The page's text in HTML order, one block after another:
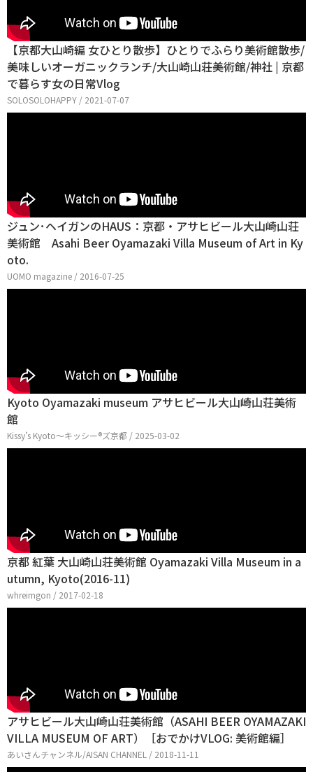
【京都大山崎編 女ひとり散歩】ひとりでふらり美術館散歩/
美味しいオーガニックランチ/大山崎山荘美術館/神社 | 京都
で暮らす女の日常Vlog
SOLOSOLOHAPPY / 2021-07-07
ジュン･ヘイガンのHAUS：京都・アサヒビール大山崎山荘
美術館 Asahi Beer Oyamazaki Villa Museum of Art in Ky
oto.
UOMO magazine / 2016-07-25
Kyoto Oyamazaki museum アサヒビール大山崎山荘美術
館
Kissy’s Kyoto〜キッシー®︎ズ京都 / 2025-03-02
京都 紅葉 大山崎山荘美術館 Oyamazaki Villa Museum in a
utumn, Kyoto(2016-11)
whreimgon / 2017-02-18
アサヒビール大山崎山荘美術館（ASAHI BEER OYAMAZAKI
VILLA MUSEUM OF ART）［おでかけVLOG: 美術館編］
あいさんチャンネル/AISAN CHANNEL / 2018-11-11